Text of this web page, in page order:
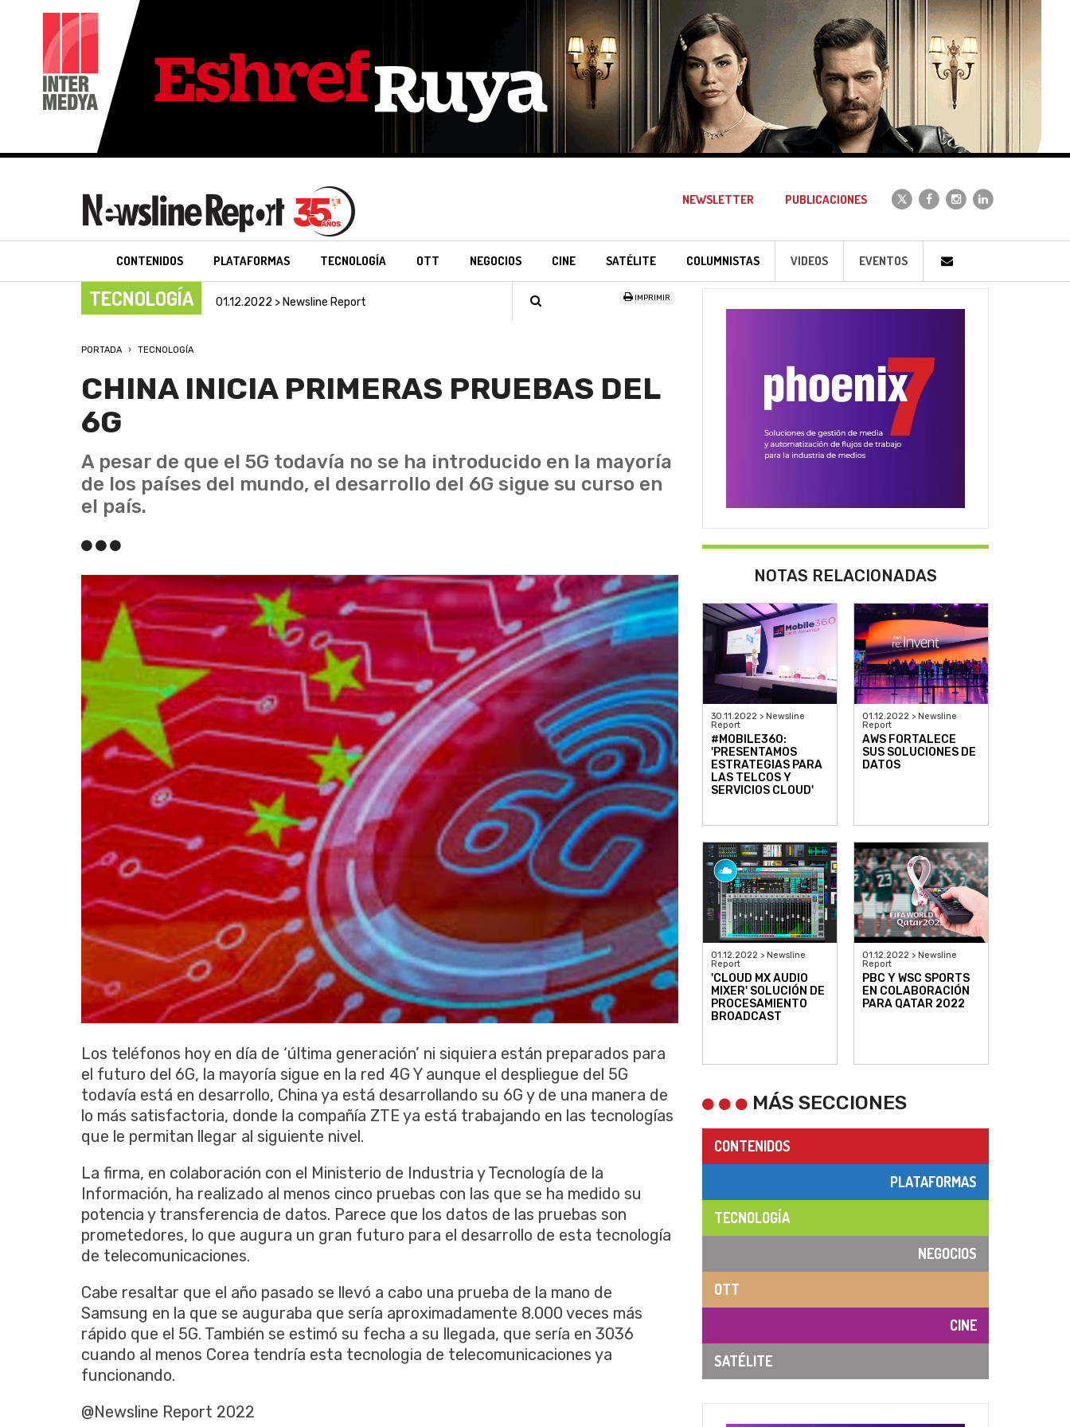
NEWSLETTER PUBLICACIONES
CONTENIDOS PLATAFORMAS TECNOLOGÍA OTT NEGOCIOS CINE SATÉLITE COLUMNISTAS VIDEOS EVENTOS
TECNOLOGÍA 01.12.2022 > Newsline Report IMPRIMIR
PORTADA TECNOLOGÍA
CHINA INICIA PRIMERAS PRUEBAS DEL
6G
A pesar de que el 5G todavía no se ha introducido en la mayoría
de los países del mundo, el desarrollo del 6G sigue su curso en
el país.
Los teléfonos hoy en día de ‘última generación’ ni siquiera están preparados para
el futuro del 6G, la mayoría sigue en la red 4G Y aunque el despliegue del 5G
todavía está en desarrollo, China ya está desarrollando su 6G y de una manera de
lo más satisfactoria, donde la compañía ZTE ya está trabajando en las tecnologías
que le permitan llegar al siguiente nivel.
La firma, en colaboración con el Ministerio de Industria y Tecnología de la
Información, ha realizado al menos cinco pruebas con las que se ha medido su
potencia y transferencia de datos. Parece que los datos de las pruebas son
prometedores, lo que augura un gran futuro para el desarrollo de esta tecnología
de telecomunicaciones.
Cabe resaltar que el año pasado se llevó a cabo una prueba de la mano de
Samsung en la que se auguraba que sería aproximadamente 8.000 veces más
rápido que el 5G. También se estimó su fecha a su llegada, que sería en 3036
cuando al menos Corea tendría esta tecnologia de telecomunicaciones ya
funcionando.
@Newsline Report 2022
NOTAS RELACIONADAS
30.11.2022 > Newsline
Report
#MOBILE360:
'PRESENTAMOS
ESTRATEGIAS PARA
LAS TELCOS Y
SERVICIOS CLOUD'
01.12.2022 > Newsline
Report
AWS FORTALECE
SUS SOLUCIONES DE
DATOS
01.12.2022 > Newsline
Report
'CLOUD MX AUDIO
MIXER' SOLUCIÓN DE
PROCESAMIENTO
BROADCAST
01.12.2022 > Newsline
Report
PBC Y WSC SPORTS
EN COLABORACIÓN
PARA QATAR 2022
MÁS SECCIONES
CONTENIDOS
PLATAFORMAS
TECNOLOGÍA
NEGOCIOS
OTT
CINE
SATÉLITE